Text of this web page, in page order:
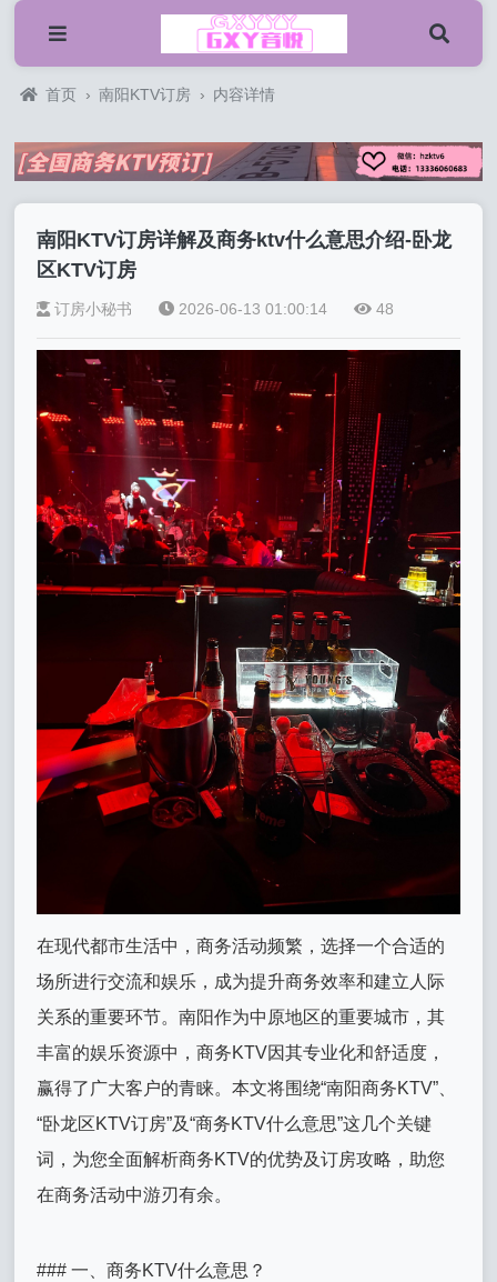
首页 › 南阳KTV订房 › 内容详情
南阳KTV订房详解及商务ktv什么意思介绍-卧龙
区KTV订房
订房小秘书 2026-06-13 01:00:14 48
在现代都市生活中，商务活动频繁，选择一个合适的
场所进行交流和娱乐，成为提升商务效率和建立人际
关系的重要环节。南阳作为中原地区的重要城市，其
丰富的娱乐资源中，商务KTV因其专业化和舒适度，
赢得了广大客户的青睐。本文将围绕“南阳商务KTV”、
“卧龙区KTV订房”及“商务KTV什么意思”这几个关键
词，为您全面解析商务KTV的优势及订房攻略，助您
在商务活动中游刃有余。
### 一、商务KTV什么意思？